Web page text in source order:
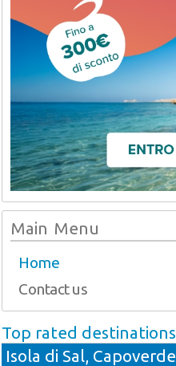
Main Menu
Home
Contact us
Top rated destinations
Isola di Sal, Capoverde